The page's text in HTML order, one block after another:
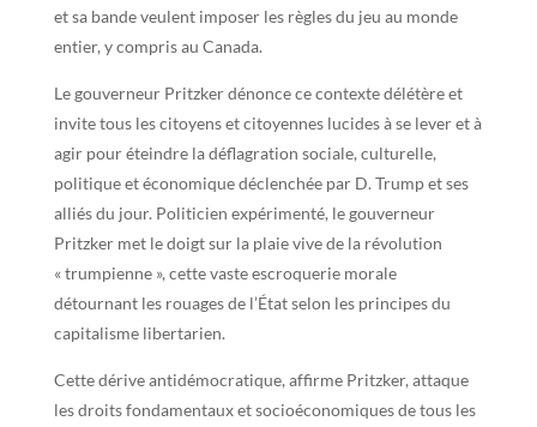
et sa bande veulent imposer les règles du jeu au monde
entier, y compris au Canada.
Le gouverneur Pritzker dénonce ce contexte délétère et
invite tous les citoyens et citoyennes lucides à se lever et à
agir pour éteindre la déflagration sociale, culturelle,
politique et économique déclenchée par D. Trump et ses
alliés du jour. Politicien expérimenté, le gouverneur
Pritzker met le doigt sur la plaie vive de la révolution
« trumpienne », cette vaste escroquerie morale
détournant les rouages de l’État selon les principes du
capitalisme libertarien.
Cette dérive antidémocratique, affirme Pritzker, attaque
les droits fondamentaux et socioéconomiques de tous les